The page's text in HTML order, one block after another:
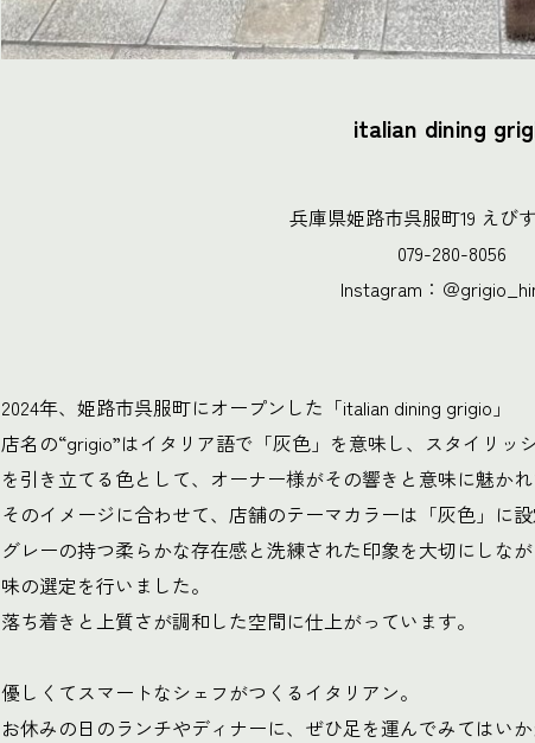
italian dining
兵庫県姫路市呉服町19 えび
079-280-8056
Instagram：＠
2024年、姫路市呉服町にオープンした「italian dining grigio」
店名の“grigio”はイタリア語で「灰色」を意味し、スタイリッ
を引き立てる色として、オーナー様がその響きと意味に魅かれ
そのイメージに合わせて、店舗のテーマカラーは「灰色」に設
グレーの持つ柔らかな存在感と洗練された印象を大切にしな
味の選定を行いました。
落ち着きと上質さが調和した空間に仕上がっています。
優しくてスマートなシェフがつくるイタリアン。
お休みの日のランチやディナーに、ぜひ足を運んでみてはいか